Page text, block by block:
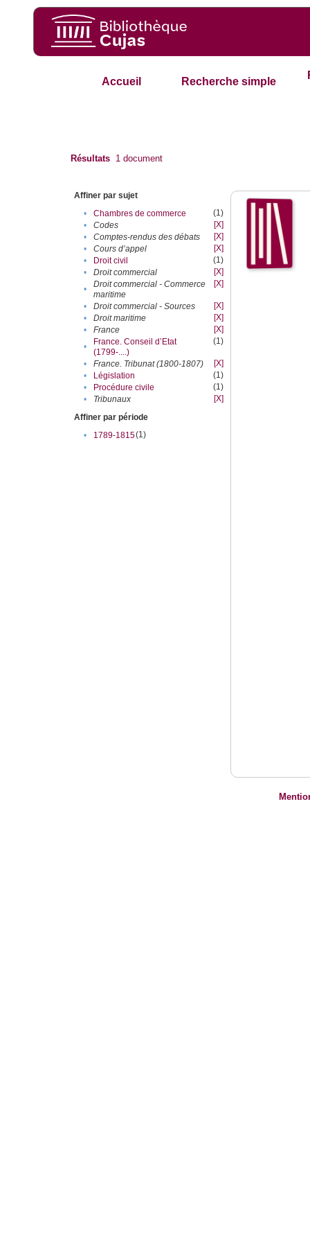
Accueil Recherche simple
Résultats 1 document
Affiner par sujet
•
Chambres de commerce
(1)
•
Codes
[X]
•
Comptes-rendus des débats
[X]
•
Cours d’appel
[X]
•
Droit civil
(1)
•
Droit commercial
[X]
•
Droit commercial - Commerce
maritime
[X]
• Droit commercial - Sources
[X]
•
Droit maritime
[X]
•
France
[X]
•
France. Conseil d’Etat
(1799-....)
(1)
• France. Tribunat (1800-1807)
[X]
•
Législation
(1)
•
Procédure civile
(1)
•
Tribunaux
[X]
Affiner par période
•
1789-1815(1)